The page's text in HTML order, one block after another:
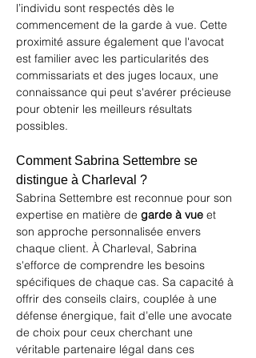
l’individu sont respectés dès le
commencement de la garde à vue. Cette
proximité assure également que l'avocat
est familier avec les particularités des
commissariats et des juges locaux, une
connaissance qui peut s'avérer précieuse
pour obtenir les meilleurs résultats
possibles.
Comment Sabrina Settembre se
distingue à Charleval ?
Sabrina Settembre est reconnue pour son
expertise en matière de garde à vue et
son approche personnalisée envers
chaque client. À Charleval, Sabrina
s'efforce de comprendre les besoins
spécifiques de chaque cas. Sa capacité à
offrir des conseils clairs, couplée à une
défense énergique, fait d’elle une avocate
de choix pour ceux cherchant une
véritable partenaire légal dans ces